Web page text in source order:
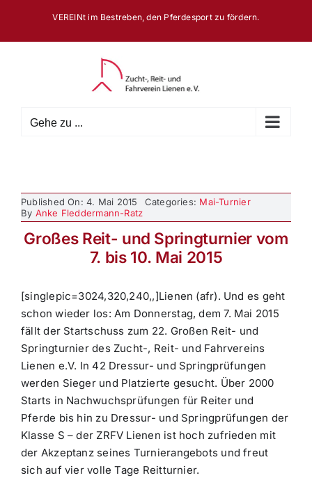
springen
VEREINt im Bestreben, den Pferdesport zu fördern.
Gehe zu ...
Published On: 4. Mai 2015 Categories: Mai-Turnier
By Anke Fleddermann-Ratz
Großes Reit- und Springturnier vom
7. bis 10. Mai 2015
[singlepic=3024,320,240,,]Lienen (afr). Und es geht
schon wieder los: Am Donnerstag, dem 7. Mai 2015
fällt der Startschuss zum 22. Großen Reit- und
Springturnier des Zucht-, Reit- und Fahrvereins
Lienen e.V. In 42 Dressur- und Springprüfungen
werden Sieger und Platzierte gesucht. Über 2000
Starts in Nachwuchsprüfungen für Reiter und
Pferde bis hin zu Dressur- und Springprüfungen der
Klasse S – der ZRFV Lienen ist hoch zufrieden mit
der Akzeptanz seines Turnierangebots und freut
sich auf vier volle Tage Reitturnier.